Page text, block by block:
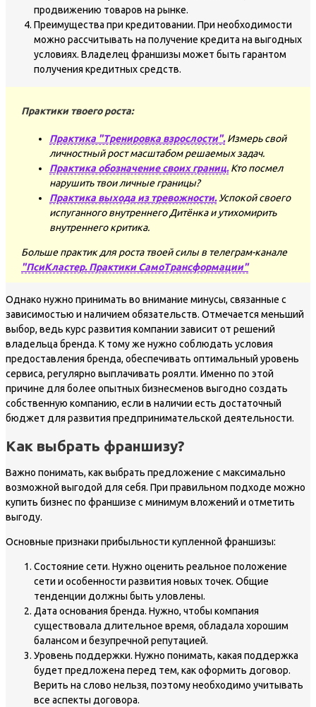
продвижению товаров на рынке.
Преимущества при кредитовании. При необходимости
можно рассчитывать на получение кредита на выгодных
условиях. Владелец франшизы может быть гарантом
получения кредитных средств.
Практики твоего роста:
Практика "Тренировка взрослости".Измерь свой
личностный рост масштабом решаемых задач.
Практика обозначение своих границ.Кто посмел
нарушить твои личные границы?
Практика выхода из тревожности.Успокой своего
испуганного внутреннего Дитёнка и утихомирить
внутреннего критика.
Больше практик для роста твоей силы в телеграм-канале
"ПсиКластер. Практики СамоТрансформации"
Однако нужно принимать во внимание минусы, связанные с
зависимостью и наличием обязательств. Отмечается меньший
выбор, ведь курс развития компании зависит от решений
владельца бренда. К тому же нужно соблюдать условия
предоставления бренда, обеспечивать оптимальный уровень
сервиса, регулярно выплачивать роялти. Именно по этой
причине для более опытных бизнесменов выгодно создать
собственную компанию, если в наличии есть достаточный
бюджет для развития предпринимательской деятельности.
Как выбрать франшизу?
Важно понимать, как выбрать предложение с максимально
возможной выгодой для себя. При правильном подходе можно
купить бизнес по франшизе с минимум вложений и отметить
выгоду.
Основные признаки прибыльности купленной франшизы:
Состояние сети. Нужно оценить реальное положение
сети и особенности развития новых точек. Общие
тенденции должны быть уловлены.
Дата основания бренда. Нужно, чтобы компания
существовала длительное время, обладала хорошим
балансом и безупречной репутацией.
Уровень поддержки. Нужно понимать, какая поддержка
будет предложена перед тем, как оформить договор.
Верить на слово нельзя, поэтому необходимо учитывать
все аспекты договора.